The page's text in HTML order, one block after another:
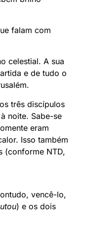
falam com
celestial. A sua
e de tudo o
três discípulos
noite. Sabe-se
eram
Isso também
(conforme NTD,
vencê-lo,
) e os dois